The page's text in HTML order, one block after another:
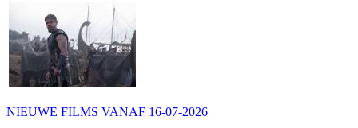
NIEUWE FILMS VANAF 16-07-2026